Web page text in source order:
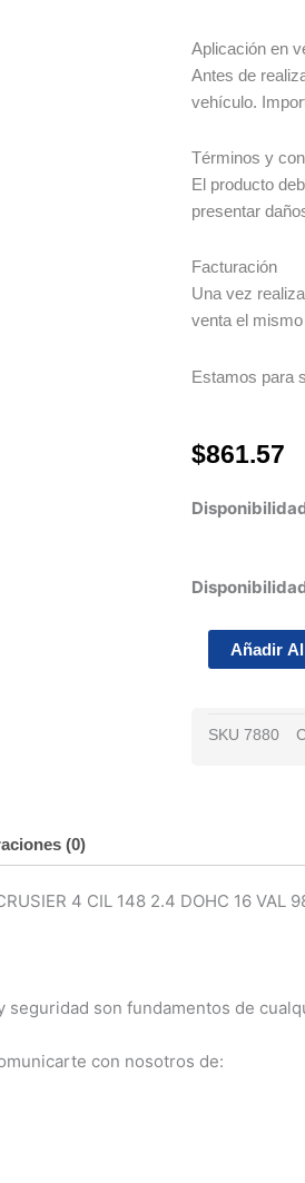
Aplicación en
Antes de
vehículo.
Términos y
El producto
presentar
Facturación
Una vez
venta el
Estamos para
$861.57
Juego
Std
Chrysler
2.4
Añadir
SKU 7880
(0)
4 CIL 148 2.4 DOHC 16 VAL
son fundamentos de
con nosotros de: